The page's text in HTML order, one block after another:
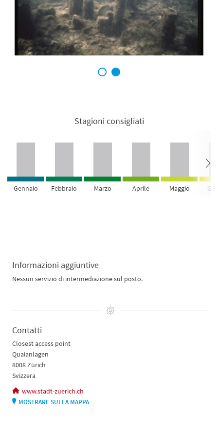
1 2
Stagioni consigliati
Gennaio Febbraio Marzo Aprile Maggio
Informazioni aggiuntive
Nessun servizio di intermediazione sul posto.
Contatti
Closest access point
Quaianlagen
8008 Zürich
Svizzera
www.stadt-zuerich.ch
MOSTRARE SULLA MAPPA